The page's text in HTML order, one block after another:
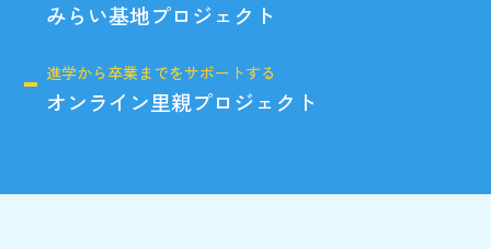
みらい基地プロジェクト
進学から卒業までをサポートする
オンライン里親プロジェクト